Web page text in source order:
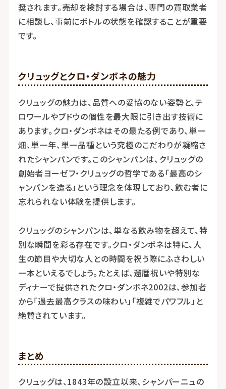
奨されます。売却を検討する場合は、専門の買取業者
に相談し、事前にボトルの状態を確認することが重要
です。
クリュッグとクロ・ダンボネの魅力
クリュッグの魅力は、品質への妥協のない姿勢と、テ
ロワールやブドウの個性を最大限に引き出す技術に
あります。クロ・ダンボネはその最たる例であり、単一
畑、単一年、単一品種という究極のこだわりが凝縮さ
れたシャンパンです。このシャンパンは、クリュッグの
創始者ヨーゼフ・クリュッグの哲学である「最高のシ
ャンパンを造る」という理念を体現しており、飲む者に
忘れられない体験を提供します。
クリュッグのシャンパンは、単なる飲み物を超えて、特
別な瞬間を彩る存在です。クロ・ダンボネは特に、人
生の節目や大切な人との時間を祝う際にふさわしい
一本といえるでしょう。たとえば、還暦祝いや特別な
ディナーで提供されたクロ・ダンボネ2002は、参加者
から「過去最高クラスの味わい」「複雑でパワフル」と
絶賛されています。
まとめ
クリュッグは、1843年の設立以来、シャンパーニュの